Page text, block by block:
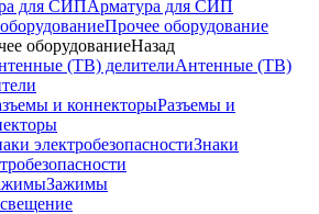
Арматура для СИП
Прочее оборудование
оборудованиеНазад
Антенные (ТВ)
Разъемы и
Знаки
Зажимы